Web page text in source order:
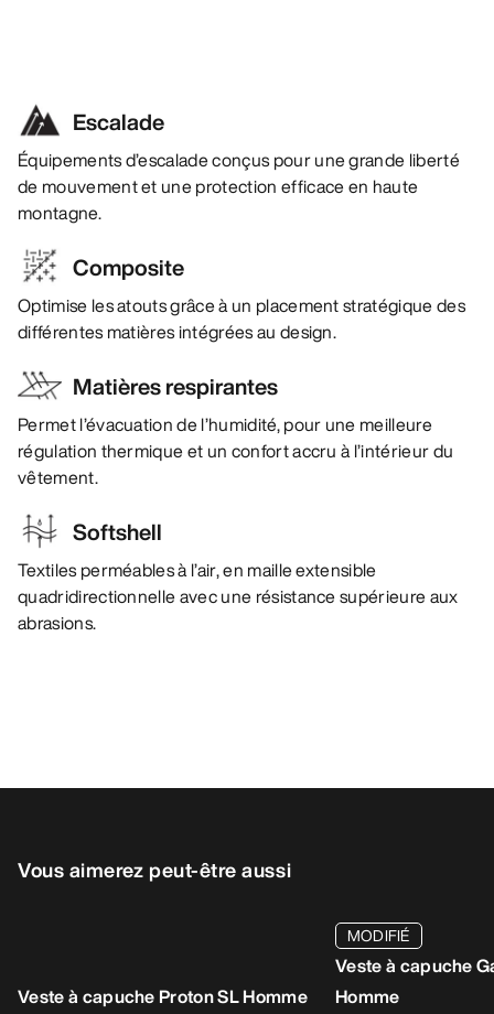
Escalade
Équipements d’escalade conçus pour une grande liberté
de mouvement et une protection efficace en haute
montagne.
Composite
Optimise les atouts grâce à un placement stratégique des
différentes matières intégrées au design.
Matières respirantes
Permet l’évacuation de l’humidité, pour une meilleure
régulation thermique et un confort accru à l’intérieur du
vêtement.
Softshell
Textiles perméables à l’air, en maille extensible
quadridirectionnelle avec une résistance supérieure aux
abrasions.
Vous aimerez peut-être aussi